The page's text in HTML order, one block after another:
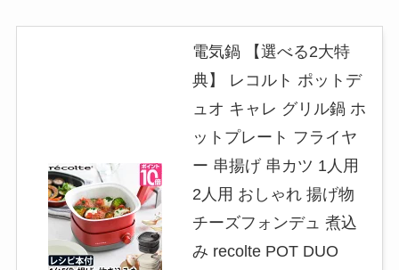
電気鍋 【選べる2大特
典】 レコルト ポットデ
ュオ キャレ グリル鍋 ホ
ットプレート フライヤ
ー 串揚げ 串カツ 1人用
2人用 おしゃれ 揚げ物
チーズフォンデュ 煮込
み recolte POT DUO